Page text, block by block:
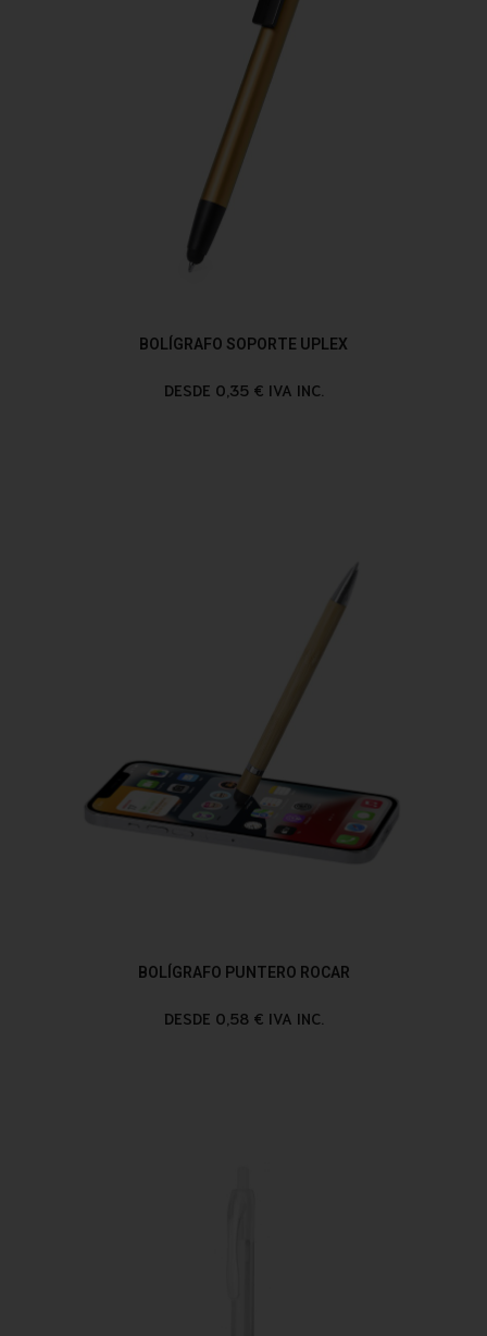
BOLÍGRAFO SOPORTE UPLEX
DESDE 0,35 € IVA INC.
BOLÍGRAFO PUNTERO ROCAR
DESDE 0,58 € IVA INC.